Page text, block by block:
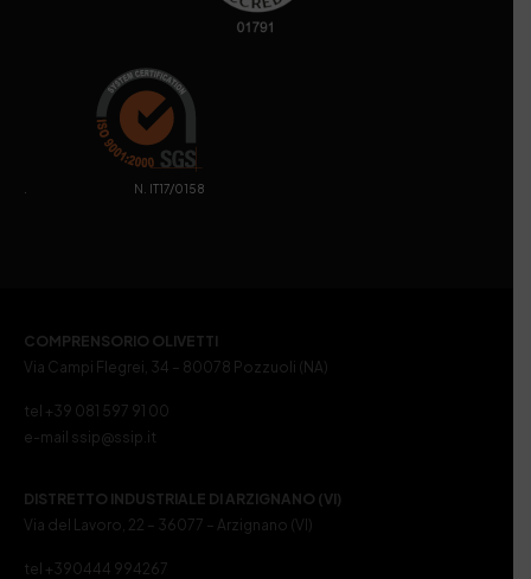
. N. IT17/0158
COMPRENSORIO OLIVETTI
Via Campi Flegrei, 34 – 80078 Pozzuoli (NA)
tel +39 081 597 91 00
e-mail ssip@ssip.it
DISTRETTO INDUSTRIALE DI ARZIGNANO (VI)
Via del Lavoro, 22 – 36077 – Arzignano (VI)
tel +390444 994267